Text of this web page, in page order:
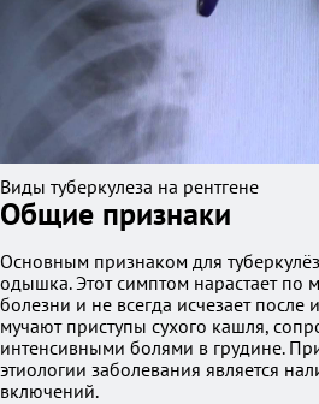
Виды туберкулеза на рентгене
Общие признаки
Основным признаком для
одышка. Этот симптом нарастает по
болезни и не всегда исчезает после
мучают приступы сухого кашля,
интенсивными болями в грудине.
этиологии заболевания является
включений.